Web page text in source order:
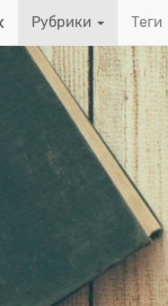
Рубрики Теги